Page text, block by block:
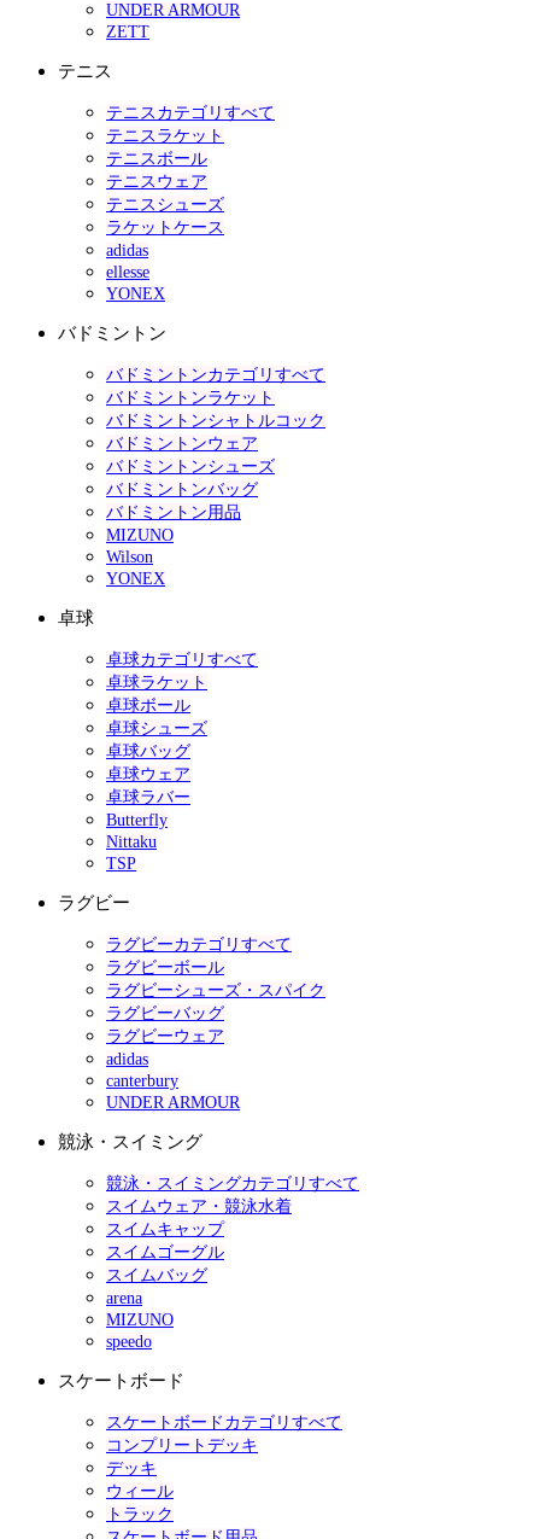
UNDER ARMOUR
ZETT
テニス
テニスカテゴリすべて
テニスラケット
テニスボール
テニスウェア
テニスシューズ
ラケットケース
adidas
ellesse
YONEX
バドミントン
バドミントンカテゴリすべて
バドミントンラケット
バドミントンシャトルコック
バドミントンウェア
バドミントンシューズ
バドミントンバッグ
バドミントン用品
MIZUNO
Wilson
YONEX
卓球
卓球カテゴリすべて
卓球ラケット
卓球ボール
卓球シューズ
卓球バッグ
卓球ウェア
卓球ラバー
Butterfly
Nittaku
TSP
ラグビー
ラグビーカテゴリすべて
ラグビーボール
ラグビーシューズ・スパイク
ラグビーバッグ
ラグビーウェア
adidas
canterbury
UNDER ARMOUR
競泳・スイミング
競泳・スイミングカテゴリすべて
スイムウェア・競泳水着
スイムキャップ
スイムゴーグル
スイムバッグ
arena
MIZUNO
speedo
スケートボード
スケートボードカテゴリすべて
コンプリートデッキ
デッキ
ウィール
トラック